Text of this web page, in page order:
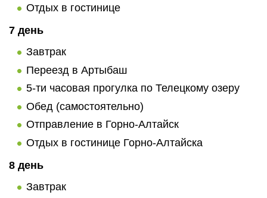
Отдых в гостинице
7 день
Завтрак
Переезд в Артыбаш
5-ти часовая прогулка по Телецкому озеру
Обед (самостоятельно)
Отправление в Горно-Алтайск
Отдых в гостинице Горно-Алтайска
8 день
Завтрак